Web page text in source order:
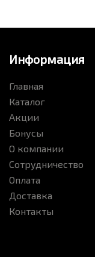
Информация
Главная
Каталог
Акции
Бонусы
О компании
Сотрудничество
Оплата
Доставка
Контакты